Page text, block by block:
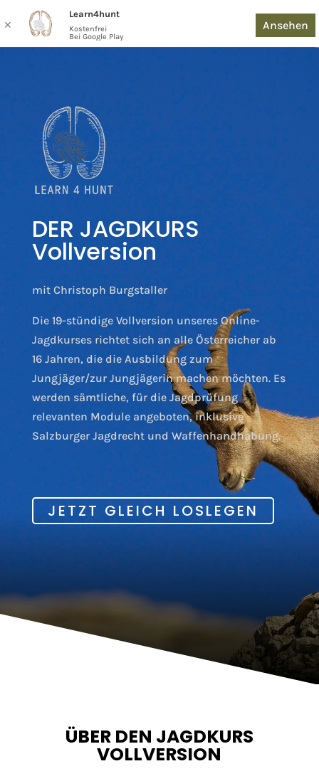
DER JAGDKURS
Vollversion
mit Christoph Burgstaller
Die 19-stündige Vollversion unseres Online-
Jagdkurses richtet sich an alle Österreicher ab
16 Jahren, die die Ausbildung zum
Jungjäger/zur Jungjägerin machen möchten. Es
werden sämtliche, für die Jagdprüfung
relevanten Module angeboten, inklusive
Salzburger Jagdrecht und Waffenhandhabung.
JETZT GLEICH LOSLEGEN
ÜBER DEN JAGDKURS
VOLLVERSION
✕
Learn4hunt
Kostenfrei
Bei Google Play
Ansehen